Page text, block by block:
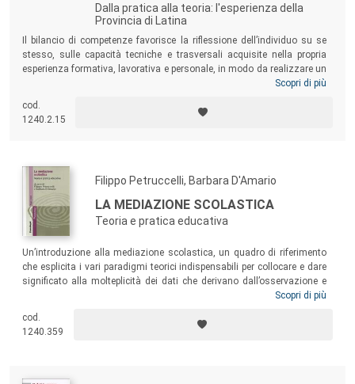
Dalla pratica alla teoria: l'esperienza della
Provincia di Latina
Il bilancio di competenze favorisce la riflessione dell’individuo su se
stesso, sulle capacità tecniche e trasversali acquisite nella propria
esperienza formativa, lavorativa e personale, in modo da realizzare un
incastro efficace tra domanda e offerta di lavoro. A partire da queste
Latina che ha realizzato una serie di interventi tesi a contrastare gli
effetti dell’attuale crisi occupazionale.
Scopri di più
cod.
1240.2.15
Filippo Petruccelli, Barbara D'Amario
LA MEDIAZIONE SCOLASTICA
Teoria e pratica educativa
Un’introduzione alla mediazione scolastica, un quadro di riferimento
che esplicita i vari paradigmi teorici indispensabili per collocare e dare
significato alla molteplicità dei dati che derivano dall’osservazione e
dalla sperimentazione. Il testo presenta la mediazione scolastica
risoluzione positiva degli stessi in età evolutiva, attraverso il
potenziamento delle abilità prosociali dei bambini e dei giovani sia
Scopri di più
cod.
1240.359